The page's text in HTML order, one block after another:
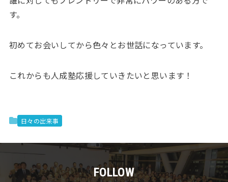
す。
初めてお会いしてから色々とお世話になっています。
これからも人成塾応援していきたいと思います！
日々の出来事
FOLLOW